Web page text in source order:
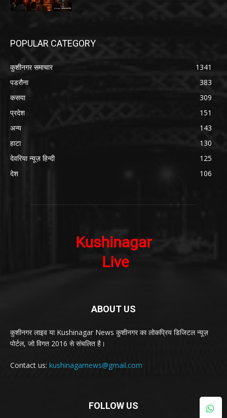
POPULAR CATEGORY
कुशीनगर समाचार
1341
पडरौना
383
कसया
309
प्रदेश
151
अन्य
143
हाटा
130
देवरिया न्यूज़ हिन्दी
125
देश
106
ABOUT US
कुशीनगर लाइव या Kushinagar News कुशीनगर का लोकप्रिय डिजिटल न्यूज़
पोर्टल, जो विगत 2016 से संचलित है।
Contact us: kushinagarnews@gmail.com
FOLLOW US